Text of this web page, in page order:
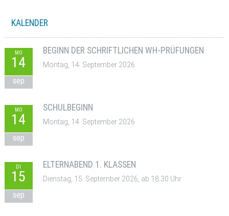
KALENDER
MO
14
sep
BEGINN DER SCHRIFTLICHEN WH-PRÜFUNGEN
Montag, 14. September 2026
MO
14
sep
SCHULBEGINN
Montag, 14. September 2026
DI
15
sep
ELTERNABEND 1. KLASSEN
Dienstag, 15. September 2026, ab 18:30 Uhr